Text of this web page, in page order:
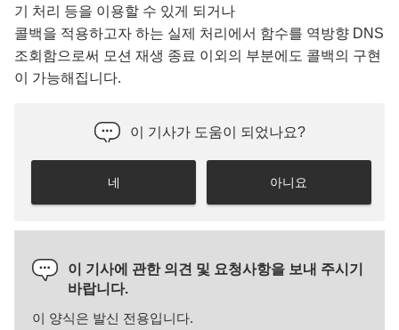
기 처리 등을 이용할 수 있게 되거나
콜백을 적용하고자 하는 실제 처리에서 함수를 역방향 DNS
조회함으로써 모션 재생 종료 이외의 부분에도 콜백의 구현
이 가능해집니다.
이 기사가 도움이 되었나요?
네 아니요
이 기사에 관한 의견 및 요청사항을 보내 주시기
바랍니다.
이 양식은 발신 전용입니다.